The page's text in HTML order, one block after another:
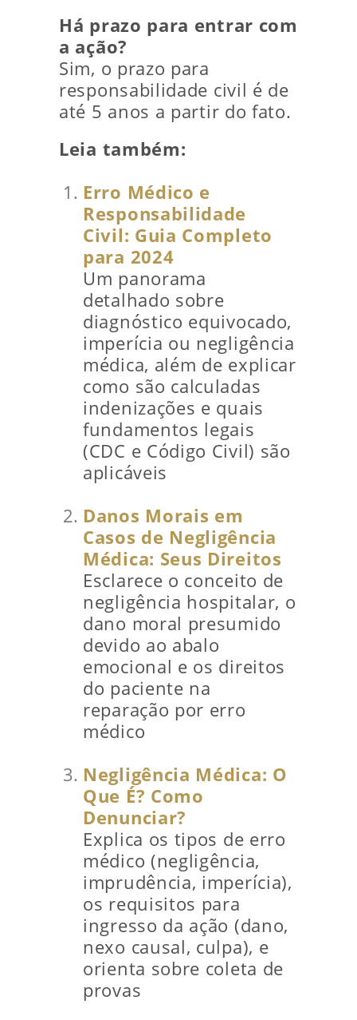
Há prazo para entrar com
a ação?
Sim, o prazo para
responsabilidade civil é de
até 5 anos a partir do fato.
Leia também:
Erro Médico e
Responsabilidade
Civil: Guia Completo
para 2024
Um panorama
detalhado sobre
diagnóstico equivocado,
imperícia ou negligência
médica, além de explicar
como são calculadas
indenizações e quais
fundamentos legais
(CDC e Código Civil) são
aplicáveis
Danos Morais em
Casos de Negligência
Médica: Seus Direitos
Esclarece o conceito de
negligência hospitalar, o
dano moral presumido
devido ao abalo
emocional e os direitos
do paciente na
reparação por erro
médico
Negligência Médica: O
Que É? Como
Denunciar?
Explica os tipos de erro
médico (negligência,
imprudência, imperícia),
os requisitos para
ingresso da ação (dano,
nexo causal, culpa), e
orienta sobre coleta de
provas